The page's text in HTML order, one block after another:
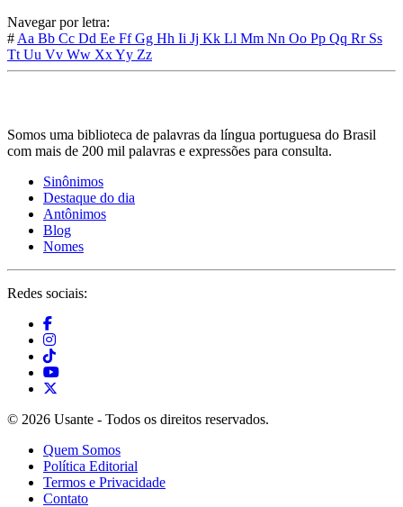
Navegar por letra:
# Aa Bb Cc Dd Ee FfGg Hh Ii Jj Kk Ll Mm Nn Oo Pp Qq Rr Ss
Tt Uu Vv Ww XxYy Zz
Somos uma biblioteca de palavras da língua portuguesa do Brasil
com mais de 200 mil palavras e expressões para consulta.
Sinônimos
Destaque do dia
Antônimos
Blog
Nomes
Redes sociais:
© 2026 Usante - Todos os direitos reservados.
Quem Somos
Política Editorial
Termos e Privacidade
Contato